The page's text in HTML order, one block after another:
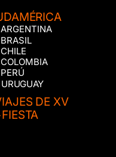
ARGENTINA
BRASIL
CHILE
COLOMBIA
PERÚ
URUGUAY
DE XV